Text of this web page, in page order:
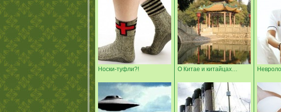
Носки-туфли?! О Китае и китайцах…